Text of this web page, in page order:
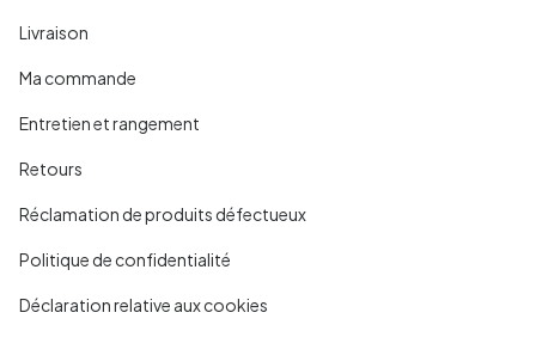
Livraison
Ma commande
Entretien et rangement
Retours
Réclamation de produits défectueux
Politique de confidentialité
Déclaration relative aux cookies